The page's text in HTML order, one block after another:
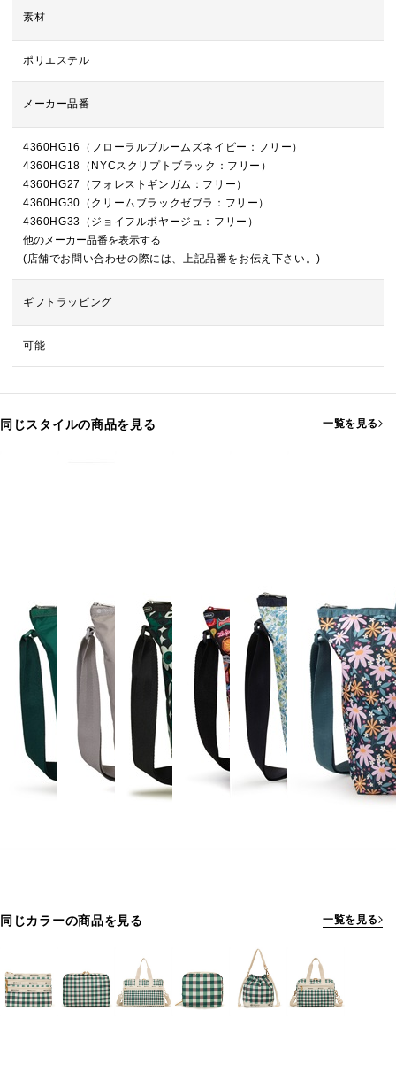
素材
ポリエステル
メーカー品番
4360HG16（フローラルブルームズネイビー：フリー）
4360HG18（NYCスクリプトブラック：フリー）
4360HG27（フォレストギンガム：フリー）
4360HG30（クリームブラックゼブラ：フリー）
4360HG33（ジョイフルボヤージュ：フリー）
他のメーカー品番を表示する
(店舗でお問い合わせの際には、上記品番をお伝え下さい。)
ギフトラッピング
可能
同じスタイルの商品を見る 一覧を見る
同じカラーの商品を見る 一覧を見る